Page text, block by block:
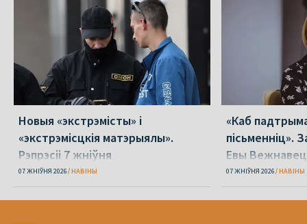
Новыя «экстрэмісты» і
«экстрэмісцкія матэрыялы».
Рэпрэсіі 7 жніўня
07 ЖНІЎНЯ 2026 НАВІНЫ
«Каб
пісьменніц».
Евы Вежнавец
07 ЖНІЎНЯ 2026 НАВІНЫ